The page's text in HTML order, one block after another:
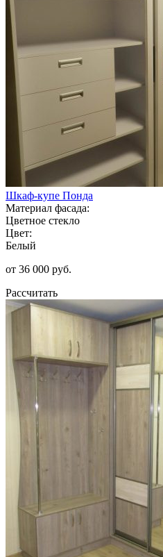
Шкаф-купе Понда
Материал фасада:
Цветное стекло
Цвет:
Белый
от 36 000 руб.
Рассчитать